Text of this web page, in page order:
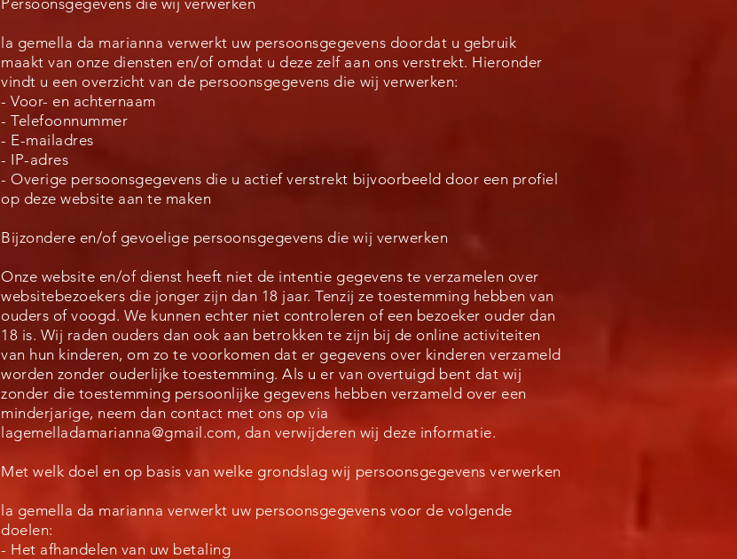
Persoonsgegevens die wij verwerken
la gemella da marianna verwerkt uw persoonsgegevens doordat u gebruik
maakt van onze diensten en/of omdat u deze zelf aan ons verstrekt. Hieronder
vindt u een overzicht van de persoonsgegevens die wij verwerken:
- Voor- en achternaam
- Telefoonnummer
- E-mailadres
- IP-adres
- Overige persoonsgegevens die u actief verstrekt bijvoorbeeld door een profiel
op deze website aan te maken
Bijzondere en/of gevoelige persoonsgegevens die wij verwerken
Onze website en/of dienst heeft niet de intentie gegevens te verzamelen over
websitebezoekers die jonger zijn dan 18 jaar. Tenzij ze toestemming hebben van
ouders of voogd. We kunnen echter niet controleren of een bezoeker ouder dan
18 is. Wij raden ouders dan ook aan betrokken te zijn bij de online activiteiten
van hun kinderen, om zo te voorkomen dat er gegevens over kinderen verzameld
worden zonder ouderlijke toestemming. Als u er van overtuigd bent dat wij
zonder die toestemming persoonlijke gegevens hebben verzameld over een
minderjarige, neem dan contact met ons op via
lagemelladamarianna@gmail.com, dan verwijderen wij deze informatie.
Met welk doel en op basis van welke grondslag wij persoonsgegevens verwerken
la gemella da marianna verwerkt uw persoonsgegevens voor de volgende
doelen:
- Het afhandelen van uw betaling